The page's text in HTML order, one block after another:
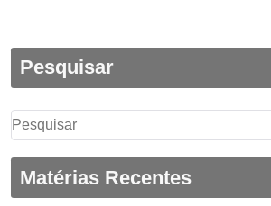
Pesquisar
Pesquisar
por:
Matérias Recentes